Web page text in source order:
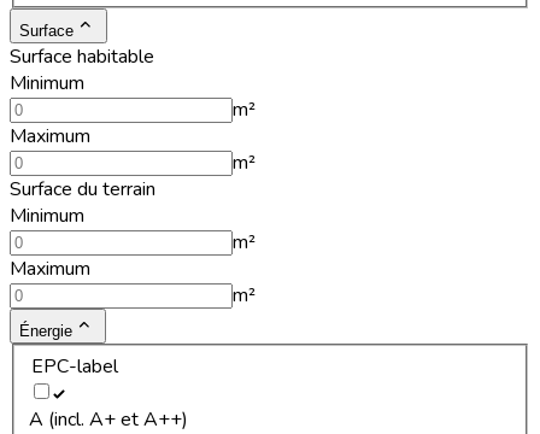
Surface
Surface habitable
Minimum
m²
Maximum
m²
Surface du terrain
Minimum
m²
Maximum
m²
Énergie
EPC-label
A (incl. A+ et A++)